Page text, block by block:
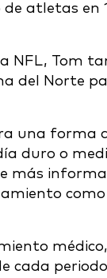
atletas en
NFL, Tom
del Norte
una forma
duro o
más
cada